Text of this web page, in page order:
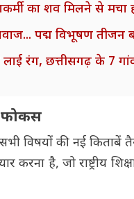
का शव मिलने से
पद्म विभूषण तीजन
लाई रंग, छत्तीसगढ़ के 7
फोकस
विषयों की नई किताबें
करना है, जो